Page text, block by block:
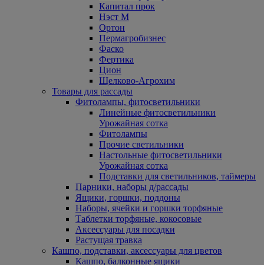
Капитал прок
Нэст М
Ортон
Пермагробизнес
Фаско
Фертика
Цион
Щелково-Агрохим
Товары для рассады
Фитолампы, фитосветильники
Линейные фитосветильники
Урожайная сотка
Фитолампы
Прочие светильники
Настольные фитосветильники
Урожайная сотка
Подставки для светильников, таймеры
Парники, наборы д/рассады
Ящики, горшки, поддоны
Наборы, ячейки и горшки торфяные
Таблетки торфяные, кокосовые
Аксессуары для посадки
Растущая травка
Кашпо, подставки, аксессуары для цветов
Кашпо, балконные ящики